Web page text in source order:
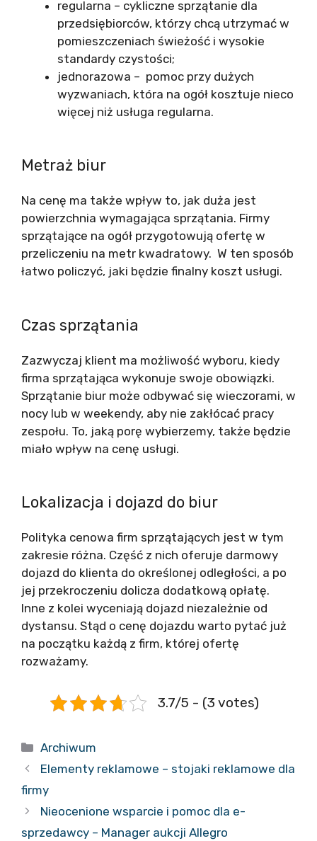
regularna – cykliczne sprzątanie dla
przedsiębiorców, którzy chcą utrzymać w
pomieszczeniach świeżość i wysokie
standardy czystości;
jednorazowa – pomoc przy dużych
wyzwaniach, która na ogół kosztuje nieco
więcej niż usługa regularna.
Metraż biur
Na cenę ma także wpływ to, jak duża jest
powierzchnia wymagająca sprzątania. Firmy
sprzątające na ogół przygotowują ofertę w
przeliczeniu na metr kwadratowy. W ten sposób
łatwo policzyć, jaki będzie finalny koszt usługi.
Czas sprzątania
Zazwyczaj klient ma możliwość wyboru, kiedy
firma sprzątająca wykonuje swoje obowiązki.
Sprzątanie biur może odbywać się wieczorami, w
nocy lub w weekendy, aby nie zakłócać pracy
zespołu. To, jaką porę wybierzemy, także będzie
miało wpływ na cenę usługi.
Lokalizacja i dojazd do biur
Polityka cenowa firm sprzątających jest w tym
zakresie różna. Część z nich oferuje darmowy
dojazd do klienta do określonej odległości, a po
jej przekroczeniu dolicza dodatkową opłatę.
Inne z kolei wyceniają dojazd niezależnie od
dystansu. Stąd o cenę dojazdu warto pytać już
na początku każdą z firm, której ofertę
rozważamy.
3.7/5 - (3 votes)
Kategorie
Archiwum
Elementy reklamowe – stojaki reklamowe dla
firmy
Nieocenione wsparcie i pomoc dla e-
sprzedawcy – Manager aukcji Allegro